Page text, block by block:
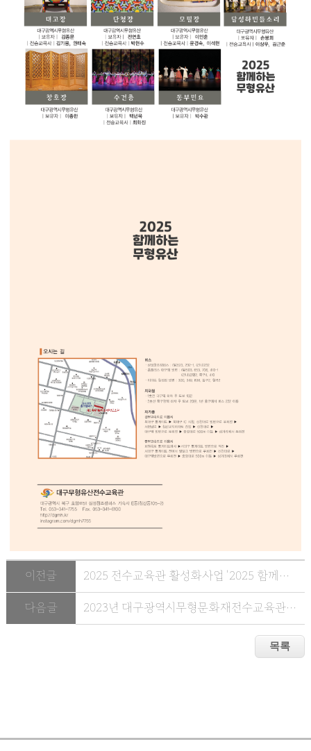
이전글 2025 전수교육관 활성화사업 '2025 함께하는 무형유산' 4월 참여...
다음글 2023년 대구광역시무형문화재전수교육관활성화사업 일정